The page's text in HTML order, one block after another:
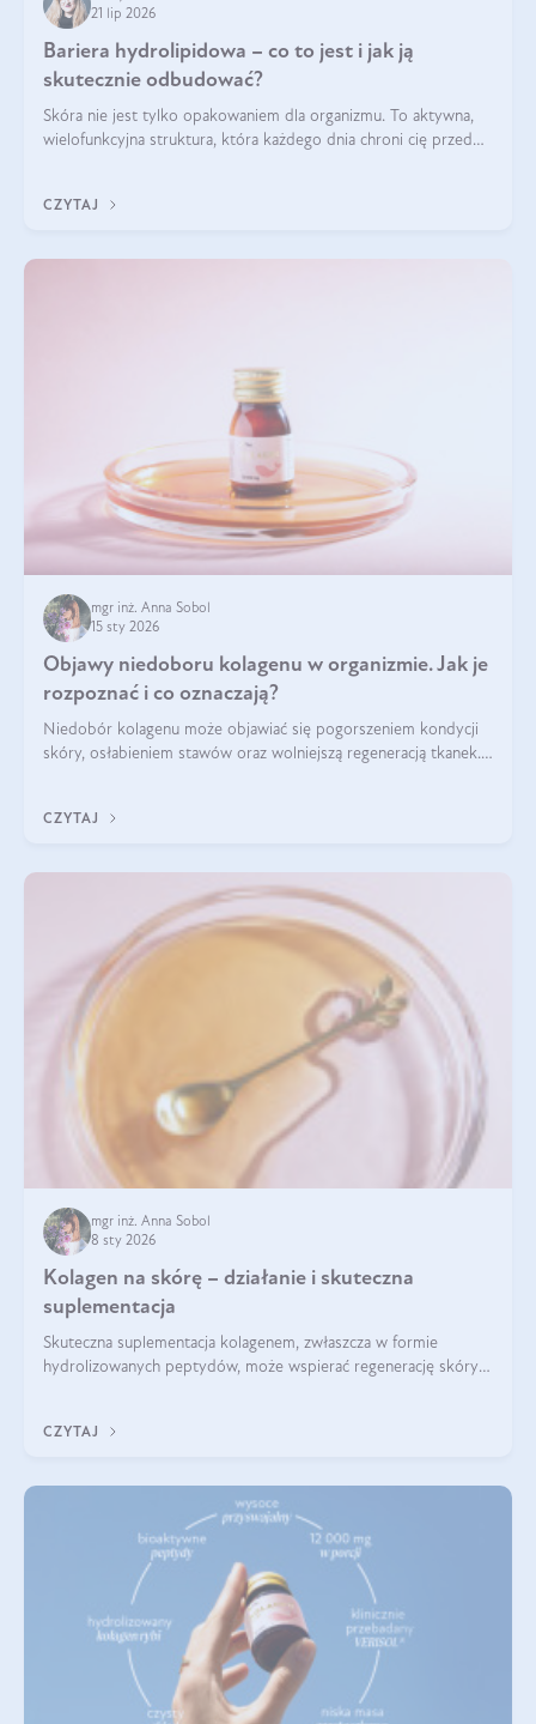
21 lip 2026
Bariera hydrolipidowa – co to jest i jak ją
skutecznie odbudować?
Skóra nie jest tylko opakowaniem dla organizmu. To aktywna,
wielofunkcyjna struktura, która każdego dnia chroni cię przed
bariera hydrolipidowa.
CZYTAJ
mgr inż. Anna Sobol
15 sty 2026
Objawy niedoboru kolagenu w organizmie. Jak je
rozpoznać i co oznaczają?
Niedobór kolagenu może objawiać się pogorszeniem kondycji
skóry, osłabieniem stawów oraz wolniejszą regeneracją tkanek.
osłabienie włosów.
CZYTAJ
mgr inż. Anna Sobol
8 sty 2026
Kolagen na skórę – działanie i skuteczna
suplementacja
Skuteczna suplementacja kolagenem, zwłaszcza w formie
hydrolizowanych peptydów, może wspierać regenerację skóry i
CZYTAJ